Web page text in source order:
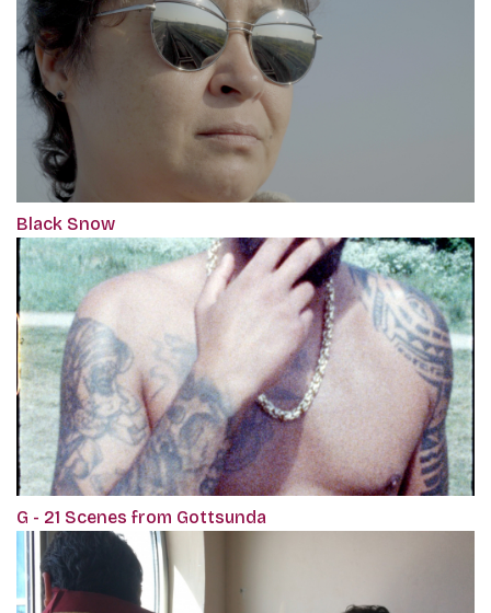
Black Snow
G - 21 Scenes from Gottsunda